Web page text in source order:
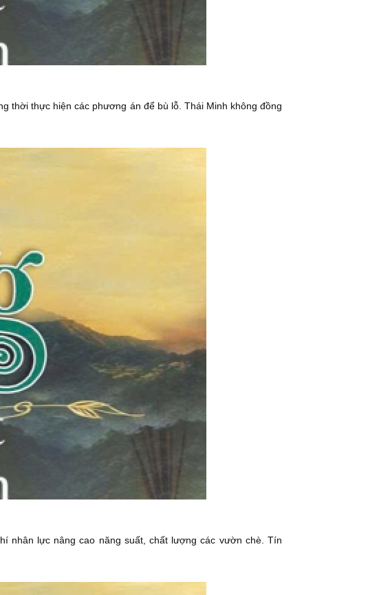
thời thực hiện các phương án để bù lỗ. Thái Minh không đồng
nhân lực nâng cao năng suất, chất lượng các vườn chè. Tín